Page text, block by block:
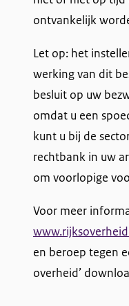
ontvankelijk
Let op: het
werking van dit
besluit op uw
omdat u een
kunt u bij de
rechtbank in uw
om voorlopige
Voor meer
en beroep tegen
overheid’